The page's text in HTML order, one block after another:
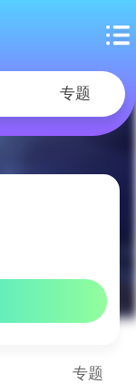
专题
专题